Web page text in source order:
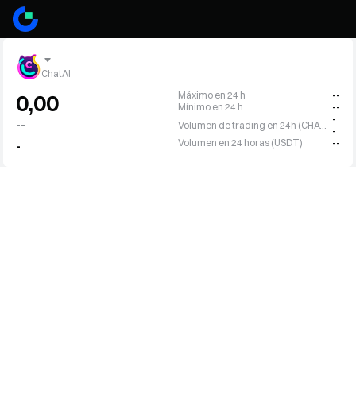
ChatAI
0,00
--
-
Máximo en 24 h
--
Mínimo en 24 h
--
Volumen de trading en 24h (CHATAI)
-
-
Volumen en 24 horas (USDT)
--